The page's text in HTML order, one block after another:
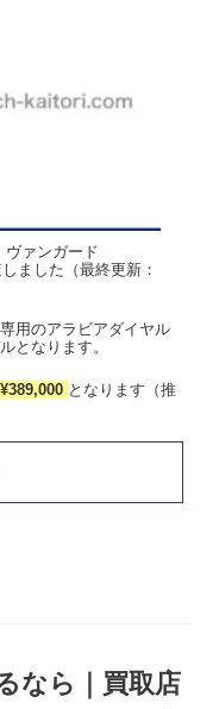
ヴァンガード
ました（最終更新：
用のアラビアダイヤル
となります。
となります（推
なら｜買取店